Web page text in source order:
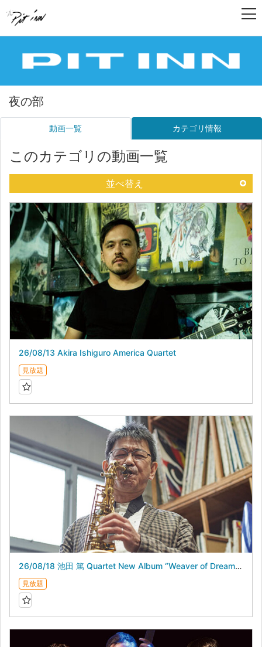
夜の部
動画一覧 カテゴリ情報
このカテゴリの動画一覧
並べ替え
26/08/13 Akira Ishiguro America Quartet
見放題
26/08/18 池田 篤 Quartet New Album “Weaver of Dreams”Release Live
見放題